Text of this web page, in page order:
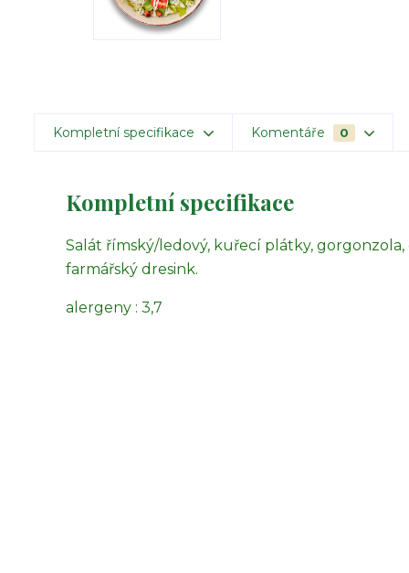
Kompletní specifikace Komentáře 0
Kompletní specifikace
Salát římský/ledový, kuřecí plátky,
farmářský dresink.
alergeny : 3,7